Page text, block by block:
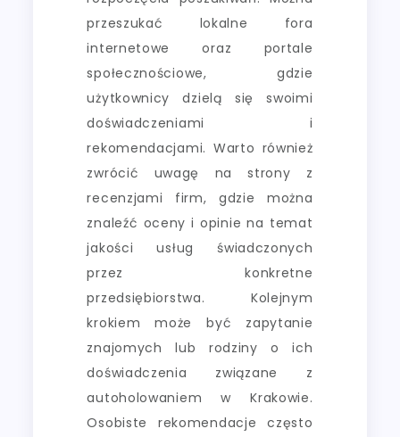
przeszukać lokalne fora
internetowe oraz portale
społecznościowe, gdzie
użytkownicy dzielą się swoimi
doświadczeniami i
rekomendacjami. Warto również
zwrócić uwagę na strony z
recenzjami firm, gdzie można
znaleźć oceny i opinie na temat
jakości usług świadczonych
przez konkretne
przedsiębiorstwa. Kolejnym
krokiem może być zapytanie
znajomych lub rodziny o ich
doświadczenia związane z
autoholowaniem w Krakowie.
Osobiste rekomendacje często